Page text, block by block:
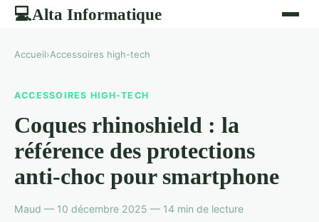
💻Alta Informatique
Accueil›Accessoires high-tech
ACCESSOIRES HIGH-TECH
Coques rhinoshield : la
référence des protections
anti-choc pour smartphone
Maud — 10 décembre 2025 — 14 min de lecture